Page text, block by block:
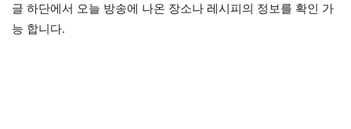
글 하단에서 오늘 방송에 나온 장소나 레시피의 정보를 확인 가
능 합니다.